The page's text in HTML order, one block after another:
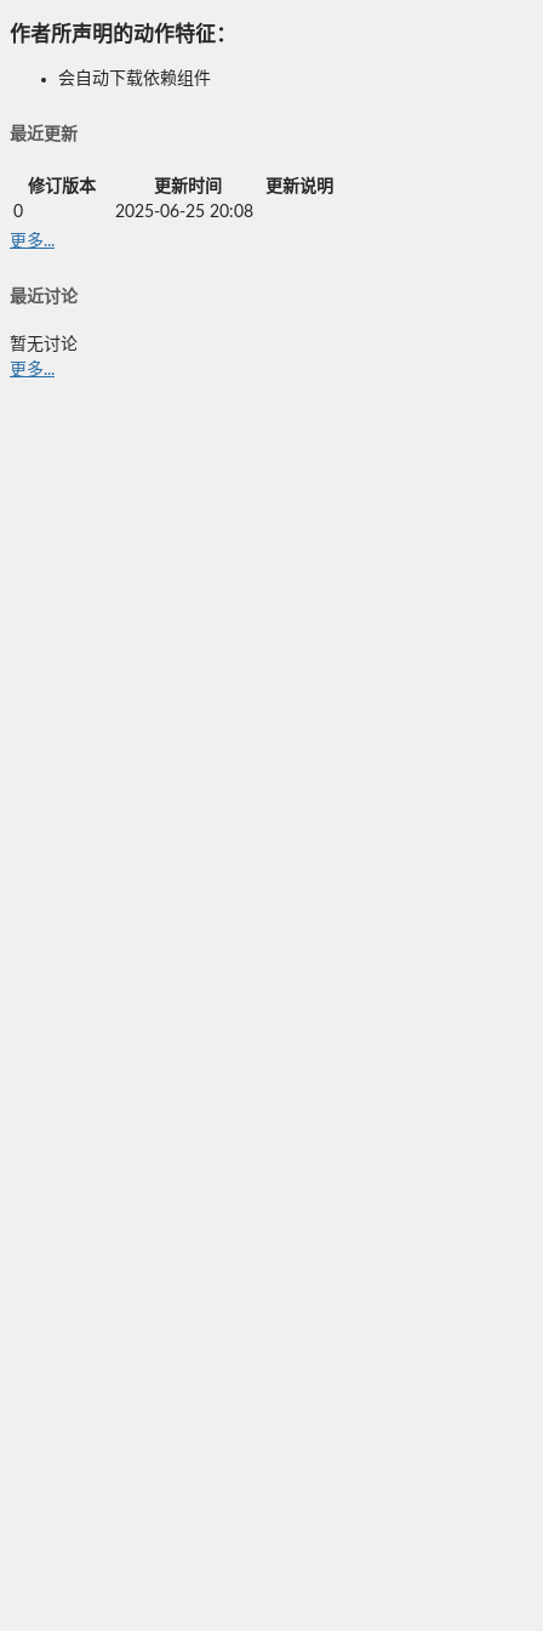
作者所声明的动作特征：
会自动下载依赖组件
最近更新
修订版本 更新时间
更新说明
0
2025-06-25 20:08
更多...
最近讨论
暂无讨论
更多...